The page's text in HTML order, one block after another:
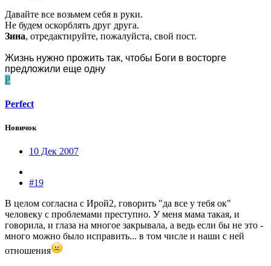
Давайте все возьмем себя в руки.
Не будем оскорблять друг друга.
Зина, отредактируйте, пожалуйста, свой пост.
Жизнь нужно прожить так, чтобы Боги в восторге
предложили еще одну
P
Perfect
Новичок
10 Дек 2007
#19
В целом согласна с Ирой2, говорить "да все у тебя ок"
человеку с проблемами преступно. У меня мама такая, и
говорила, и глаза на многое закрывала, а ведь если бы не это -
много можно было исправить... в том числе и наши с ней
отношения